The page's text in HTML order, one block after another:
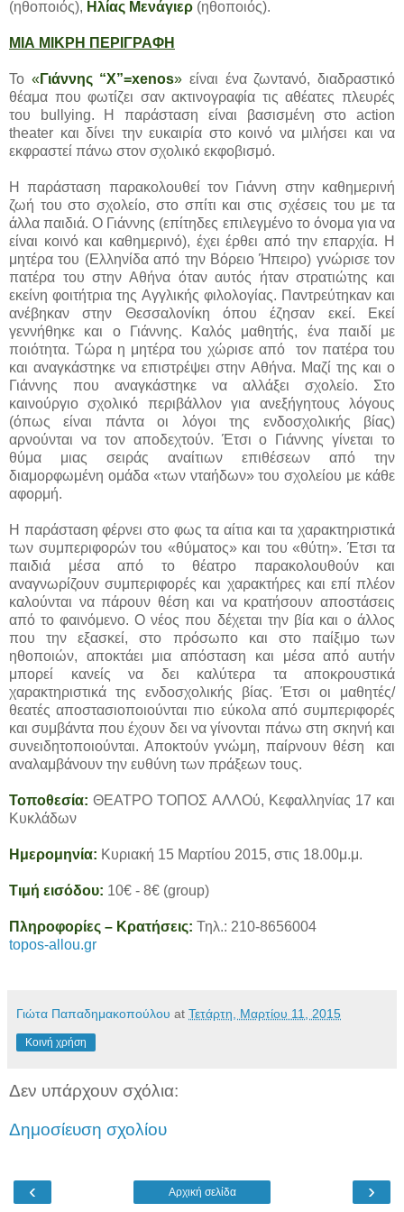
(ηθοποιός), Ηλίας Μενάγιερ (ηθοποιός).
ΜΙΑ ΜΙΚΡΗ ΠΕΡΙΓΡΑΦΗ
Το «Γιάννης “X”=xenos» είναι ένα ζωντανό, διαδραστικό
θέαμα που φωτίζει σαν ακτινογραφία τις αθέατες πλευρές
του bullying. Η παράσταση είναι βασισμένη στο action
theater και δίνει την ευκαιρία στο κοινό να μιλήσει και να
εκφραστεί πάνω στον σχολικό εκφοβισμό.
Η παράσταση παρακολουθεί τον Γιάννη στην καθημερινή
ζωή του στο σχολείο, στο σπίτι και στις σχέσεις του με τα
άλλα παιδιά. Ο Γιάννης (επίτηδες επιλεγμένο το όνομα για να
είναι κοινό και καθημερινό), έχει έρθει από την επαρχία. Η
μητέρα του (Ελληνίδα από την Βόρειο Ήπειρο) γνώρισε τον
πατέρα του στην Αθήνα όταν αυτός ήταν στρατιώτης και
εκείνη φοιτήτρια της Αγγλικής φιλολογίας. Παντρεύτηκαν και
ανέβηκαν στην Θεσσαλονίκη όπου έζησαν εκεί. Εκεί
γεννήθηκε και ο Γιάννης. Καλός μαθητής, ένα παιδί με
ποιότητα. Τώρα η μητέρα του χώρισε από τον πατέρα του
και αναγκάστηκε να επιστρέψει στην Αθήνα. Μαζί της και ο
Γιάννης που αναγκάστηκε να αλλάξει σχολείο. Στο
καινούργιο σχολικό περιβάλλον για ανεξήγητους λόγους
(όπως είναι πάντα οι λόγοι της ενδοσχολικής βίας)
αρνούνται να τον αποδεχτούν. Έτσι ο Γιάννης γίνεται το
θύμα μιας σειράς αναίτιων επιθέσεων από την
διαμορφωμένη ομάδα «των νταήδων» του σχολείου με κάθε
αφορμή.
Η παράσταση φέρνει στο φως τα αίτια και τα χαρακτηριστικά
των συμπεριφορών του «θύματος» και του «θύτη». Έτσι τα
παιδιά μέσα από το θέατρο παρακολουθούν και
αναγνωρίζουν συμπεριφορές και χαρακτήρες και επί πλέον
καλούνται να πάρουν θέση και να κρατήσουν αποστάσεις
από το φαινόμενο. Ο νέος που δέχεται την βία και ο άλλος
που την εξασκεί, στο πρόσωπο και στο παίξιμο των
ηθοποιών, αποκτάει μια απόσταση και μέσα από αυτήν
μπορεί κανείς να δει καλύτερα τα αποκρουστικά
χαρακτηριστικά της ενδοσχολικής βίας. Έτσι οι μαθητές/
θεατές αποστασιοποιούνται πιο εύκολα από συμπεριφορές
και συμβάντα που έχουν δει να γίνονται πάνω στη σκηνή και
συνειδητοποιούνται. Αποκτούν γνώμη, παίρνουν θέση και
αναλαμβάνουν την ευθύνη των πράξεων τους.
Τοποθεσία: ΘΕΑΤΡΟ ΤΟΠΟΣ ΑΛΛΟύ, Κεφαλληνίας 17 και
Κυκλάδων
Ημερομηνία: Κυριακή 15 Μαρτίου 2015, στις 18.00μ.μ.
Τιμή εισόδου: 10€ - 8€ (group)
Πληροφορίες – Κρατήσεις: Τηλ.: 210-8656004
topos-allou.gr
Γιώτα Παπαδημακοπούλου at Τετάρτη, Μαρτίου 11, 2015
Κοινή χρήση
Δεν υπάρχουν σχόλια:
Δημοσίευση σχολίου
‹ ›
Αρχική σελίδα